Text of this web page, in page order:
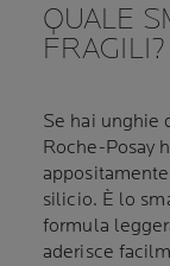
QUALE
FRAGILI?
Se hai unghie
Roche-Posay
silicio. È lo
formula
aderisce